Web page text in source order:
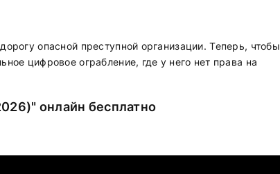
опасной преступной организации. Теперь, чтобы
цифровое ограбление, где у него нет права на
онлайн бесплатно